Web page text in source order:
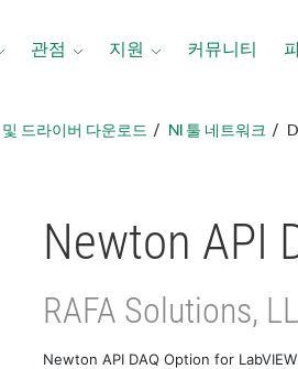
관점 지원 커뮤니티
드라이버 다운로드 NI 툴 네트워크
Newton API
RAFA Solutions,
Newton API DAQ Option for